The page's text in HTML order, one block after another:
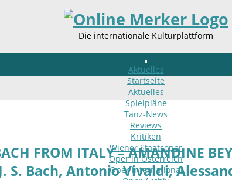
Die internationale Kulturplattform
Aktuelles
Startseite
Aktuelles
Spielpläne
Tanz-News
Reviews
Kritiken
Wiener Staatsoper
Oper in Österreich
Oper international
FROM ITALY – AMANDINE
S. Bach, Antonio Vivaldi,